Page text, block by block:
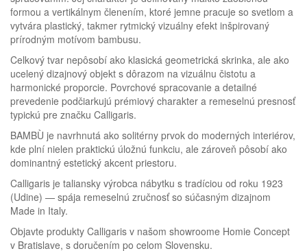
formou a vertikálnym členením, ktoré jemne pracuje so svetlom a
vytvára plastický, takmer rytmický vizuálny efekt inšpirovaný
prírodným motívom bambusu.
Celkový tvar nepôsobí ako klasická geometrická skrinka, ale ako
ucelený dizajnový objekt s dôrazom na vizuálnu čistotu a
harmonické proporcie. Povrchové spracovanie a detailné
prevedenie podčiarkujú prémiový charakter a remeselnú presnosť
typickú pre značku Calligaris.
BAMBÙ je navrhnutá ako solitérny prvok do moderných interiérov,
kde plní nielen praktickú úložnú funkciu, ale zároveň pôsobí ako
dominantný estetický akcent priestoru.
Calligaris je taliansky výrobca nábytku s tradíciou od roku 1923
(Udine) — spája remeselnú zručnosť so súčasným dizajnom
Made in Italy.
Objavte produkty Calligaris v našom showroome Homie Concept
v Bratislave, s doručením po celom Slovensku.